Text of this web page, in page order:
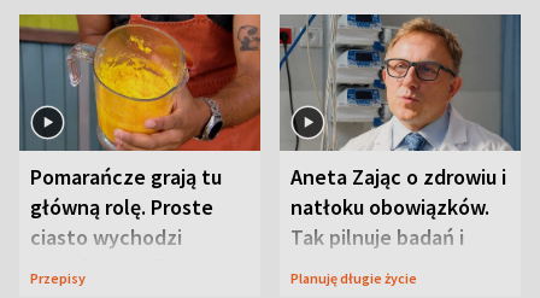
Pomarańcze grają tu
główną rolę. Proste
ciasto wychodzi
wyjątkowo wilgotne
Przepisy
Aneta Zając o zdrowiu i
natłoku obowiązków.
Tak pilnuje badań i
wizyt
Planuję długie życie